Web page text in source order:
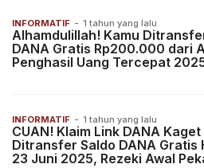
INFORMATIF - 1 tahun yang lalu
Alhamdulillah! Kamu
DANA Gratis Rp200.000 dari
Penghasil Uang Tercepat
INFORMATIF - 1 tahun yang lalu
CUAN! Klaim Link DANA Kaget
Ditransfer Saldo DANA Gratis
23 Juni 2025, Rezeki Awal